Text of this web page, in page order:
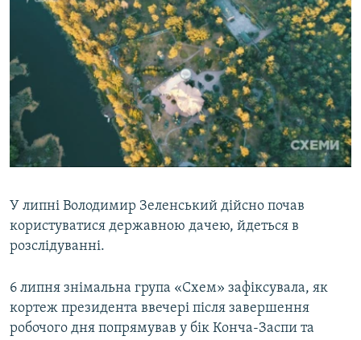
У липні Володимир Зеленський дійсно почав
користуватися державною дачею, йдеться в
розслідуванні.
6 липня знімальна група «Схем» зафіксувала, як
кортеж президента ввечері після завершення
робочого дня попрямував у бік Конча-Заспи та